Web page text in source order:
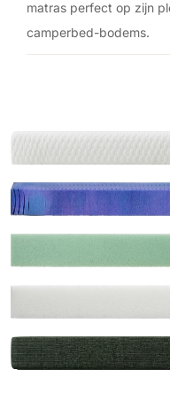
matras perfect op zijn
camperbed-bodems.